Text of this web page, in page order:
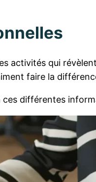
activités qui
faire la
ces différentes